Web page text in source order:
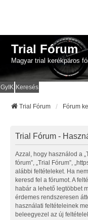
Trial Fórum
Magyar trial kerékpáros
GyIK Keresés
Trial Fórum Fórum
Trial Fórum -
Azzal, hogy használod a
fórum”, „Trial Fórum”,
alábbi feltételeket. Ha
keresd fel a fórumot. A
habár a lehető legtöbbet
érdemes rendszeresen
használati feltételeinek
beleegyezel az új